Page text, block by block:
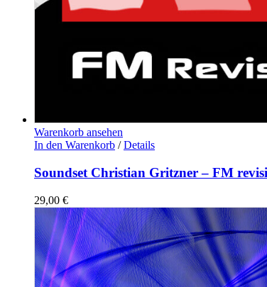
Warenkorb ansehen
In den Warenkorb / Details
Soundset Christian Gritzner – FM
29,00 €